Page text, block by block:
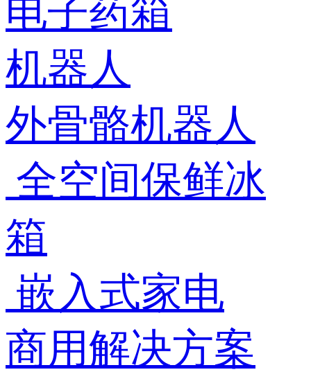
电子药箱
机器人
外骨骼机器人
全空间保鲜冰
箱
嵌入式家电
商用解决方案